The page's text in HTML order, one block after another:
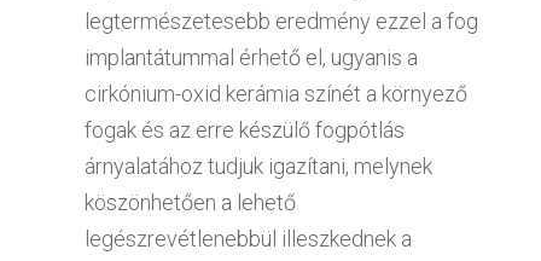
legtermészetesebb eredmény ezzel a fog
implantátummal érhető el, ugyanis a
cirkónium-oxid kerámia színét a környező
fogak és az erre készülő fogpótlás
árnyalatához tudjuk igazítani, melynek
köszönhetően a lehető
legészrevétlenebbül illeszkednek a